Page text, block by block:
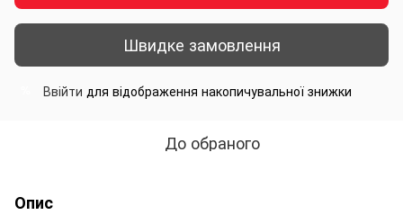
Швидке замовлення
Ввійти для відображення накопичувальної знижки
До обраного
Опис